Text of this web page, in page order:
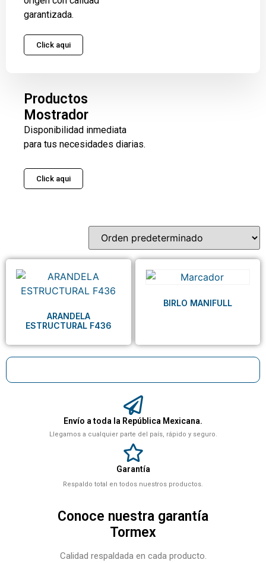
Envío a toda la República Mexicana.
Llegamos a cualquier parte del país, rápido y seguro.
Garantía
Respaldo total en todos nuestros productos.
Conoce nuestra garantía
Tormex
Calidad respaldada en cada producto.
garantizada.
Click aqui
Productos
Mostrador
Disponibilidad inmediata
para tus necesidades diarias.
Click aqui
ARANDELA
ESTRUCTURAL F436
BIRLO MANIFULL